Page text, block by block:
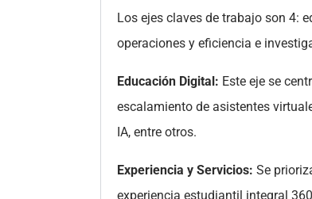
Los ejes claves de trabajo son 4:
operaciones y eficiencia e
Educación Digital: Este eje se
escalamiento de asistentes
IA, entre otros.
Experiencia y Servicios: Se
experiencia estudiantil integral